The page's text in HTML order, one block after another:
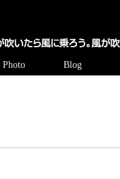
Photo Blog